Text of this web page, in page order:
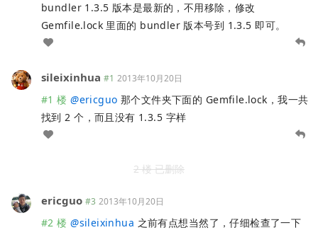
bundler 1.3.5 版本是最新的，不用移除，修改
Gemfile.lock 里面的 bundler 版本号到 1.3.5 即可。
sileixinhua #1 2013年10月20日
#1 楼 @ericguo 那个文件夹下面的 Gemfile.lock，我一共
找到 2 个，而且没有 1.3.5 字样
2 楼 已删除
ericguo #3 2013年10月20日
#2 楼 @sileixinhua 之前有点想当然了，仔细检查了一下